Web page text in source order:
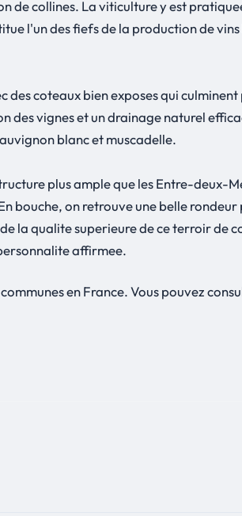
de collines. La viticulture y est
l'un des fiefs de la production de
coteaux bien exposes qui culminent
vignes et un drainage naturel
blanc et muscadelle.
plus ample que les Entre-deux-
bouche, on retrouve une belle
la qualite superieure de ce terroir de
affirmee.
en France. Vous pouvez